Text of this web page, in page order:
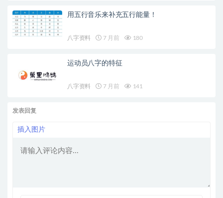
用五行音乐来补充五行能量！
八字资料 7 月前 180
运动员八字的特征
八字资料 7 月前 141
发表回复
插入图片